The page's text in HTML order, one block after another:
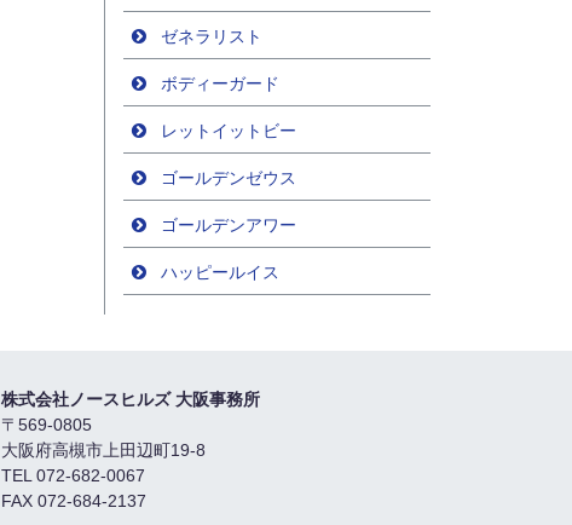
ゼネラリスト
ボディーガード
レットイットビー
ゴールデンゼウス
ゴールデンアワー
ハッピールイス
株式会社ノースヒルズ 大阪事務所
〒569-0805
大阪府高槻市上田辺町19-8
TEL 072-682-0067
FAX 072-684-2137